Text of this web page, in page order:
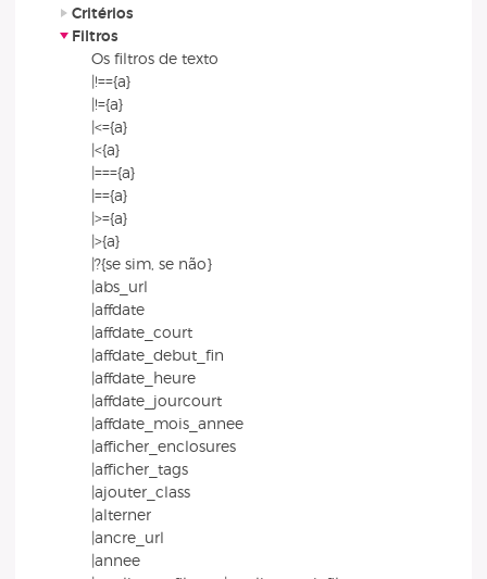
Critérios
Filtros
Os filtros de texto
|!=={a}
|!={a}
|<={a}
|<{a}
|==={a}
|=={a}
|>={a}
|>{a}
|?{se sim, se não}
|abs_url
|affdate
|affdate_court
|affdate_debut_fin
|affdate_heure
|affdate_jourcourt
|affdate_mois_annee
|afficher_enclosures
|afficher_tags
|ajouter_class
|alterner
|ancre_url
|annee